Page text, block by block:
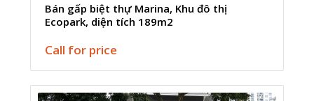
Bán gấp biệt thự Marina, Khu đô thị
Ecopark, diện tích 189m2
Call for price